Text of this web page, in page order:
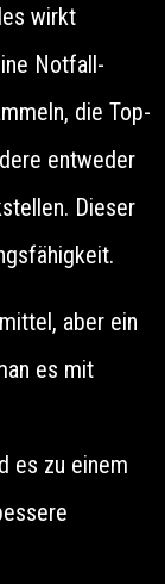
wirkt
Notfall-
die Top-
entweder
Dieser
aber ein
es mit
es zu einem